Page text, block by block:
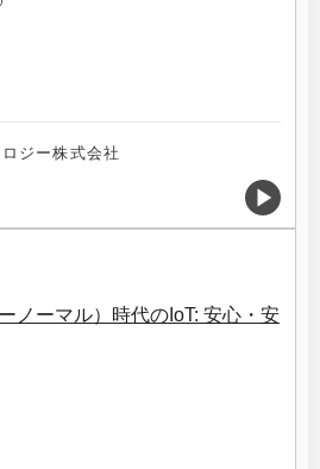
ジー株式会社
ノーマル）時代のIoT: 安心・安